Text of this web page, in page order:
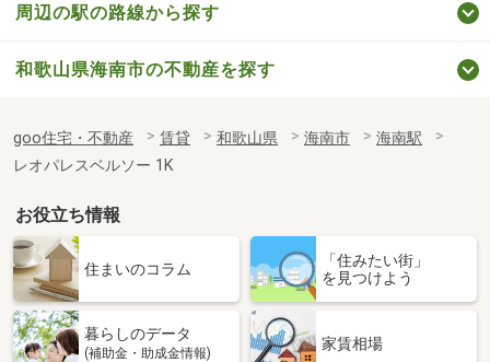
周辺の駅の路線から探す
和歌山県海南市の不動産を探す
goo住宅・不動産 賃貸 和歌山県 海南市
海南駅
レオパレスベルソー 1K
お役立ち情報
住まいのコラム
「住みたい街」
を見つけよう
暮らしのデータ
(補助金・助成金情報)
家賃相場